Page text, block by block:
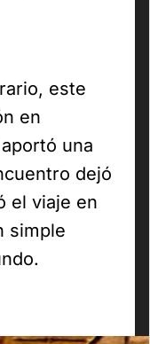
este
en
una
dejó
el viaje en
simple